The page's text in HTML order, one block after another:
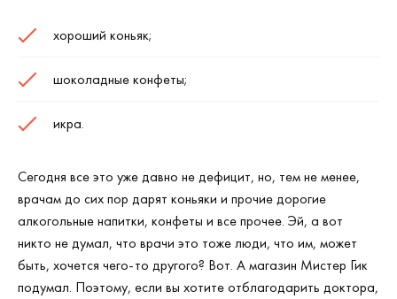
хороший коньяк;
шоколадные конфеты;
икра.
Сегодня все это уже давно не дефицит, но, тем не менее,
врачам до сих пор дарят коньяки и прочие дорогие
алкогольные напитки, конфеты и все прочее. Эй, а вот
никто не думал, что врачи это тоже люди, что им, может
быть, хочется чего-то другого? Вот. А магазин Мистер Гик
подумал. Поэтому, если вы хотите отблагодарить доктора,